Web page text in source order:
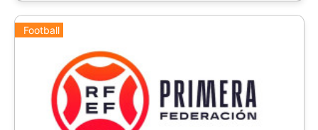
Champions, les dernières descendent en deuxième
division.
Football